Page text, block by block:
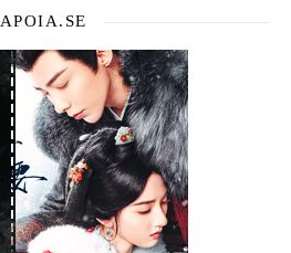
APOIA.SE